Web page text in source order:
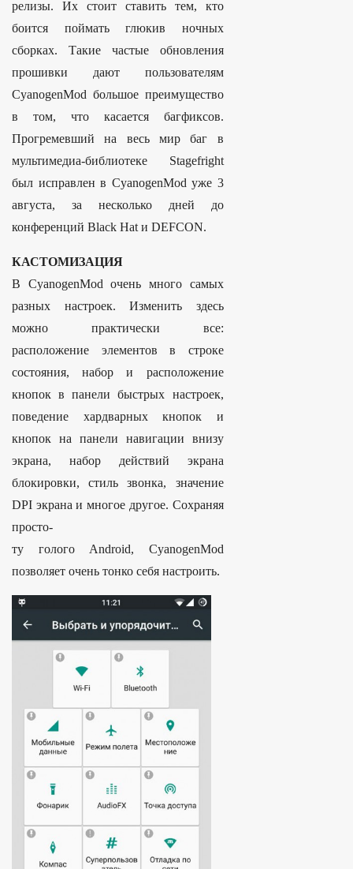
релизы. Их стоит ставить тем, кто
боится поймать глюкив ночных
сборках. Такие частые обновления
прошивки дают пользователям
CyanogenMod большое преимущество
в том, что касается багфиксов.
Прогремевший на весь мир баг в
мультимедиа-библиотеке Stagefright
был исправлен в CyanogenMod уже 3
августа, за несколько дней до
конференций Black Hat и DEFCON.
КАСТОМИЗАЦИЯ
В CyanogenMod очень много самых
разных настроек. Изменить здесь
можно практически все:
расположение элементов в строке
состояния, набор и расположение
кнопок в панели быстрых настроек,
поведение хардварных кнопок и
кнопок на панели навигации внизу
экрана, набор действий экрана
блокировки, стиль звонка, значение
DPI экрана и многое другое. Сохраняя
просто-
ту голого Android, CyanogenMod
позволяет очень тонко себя настроить.